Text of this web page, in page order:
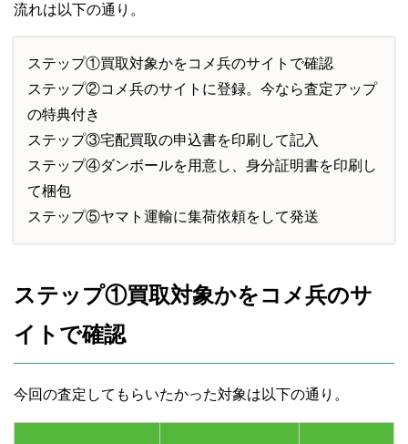
流れは以下の通り。
ステップ①買取対象かをコメ兵のサイトで確認
ステップ②コメ兵のサイトに登録。今なら査定アップ
の特典付き
ステップ③宅配買取の申込書を印刷して記入
ステップ④ダンボールを用意し、身分証明書を印刷し
て梱包
ステップ⑤ヤマト運輸に集荷依頼をして発送
ステップ①買取対象かをコメ兵のサ
イトで確認
今回の査定してもらいたかった対象は以下の通り。